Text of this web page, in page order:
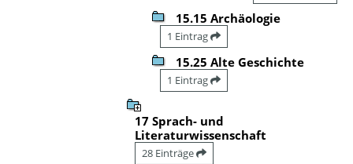
15.15 Archäologie
1 Eintrag
15.25 Alte Geschichte
1 Eintrag
17 Sprach- und
Literaturwissenschaft
28 Einträge